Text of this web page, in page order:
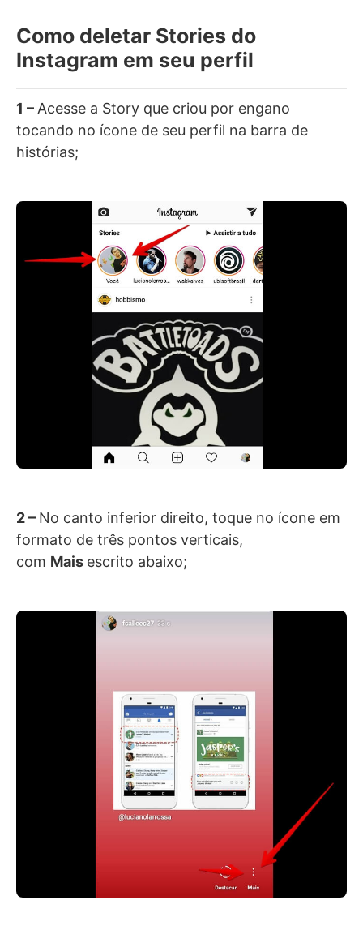
Como deletar Stories do
Instagram em seu perfil
1 – Acesse a Story que criou por engano
tocando no ícone de seu perfil na barra de
histórias;
2 – No canto inferior direito, toque no ícone em
formato de três pontos verticais,
com Mais escrito abaixo;